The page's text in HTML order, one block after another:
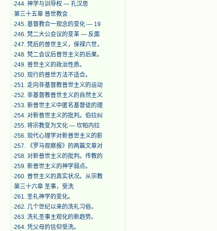
·244. 神学与训导权 — 孔汉思
·第三十五章 普世教会 .
·245. 基督教合一观念的变化 — 19
·246. 梵二大公会议的变革 — 反面
·247. 梵后的普世主义，保禄六世，
·248. 梵二会议后普世主义的后果。
·249. 普世主义的政治性质。
·250. 现行的普世方法不适合。
·251. 走向非基督教普世主义的运动
·252. 非基督教普世主义的自然主义
·253. 新普世主义中匿名基督徒的理
·254. 对新普世主义的批判。伯拉纠
·255. 将宗教变为文化 — 坎帕内拉
·256. 现代心理学对新普世主义的影
·257. 《罗马观察报》的两篇文章对
·258. 对新普世主义的批判。传教的
·259. 新普世主义的神学弱点。
·260. 普世主义的真实状况。从宗教
·第三十六章 圣事，受洗
·261. 圣礼神学的变化。
·262. 几个世纪以来的洗礼习俗。
·263. 洗礼圣事主观化的新趋势。
·264. 凭父母的信仰受洗。